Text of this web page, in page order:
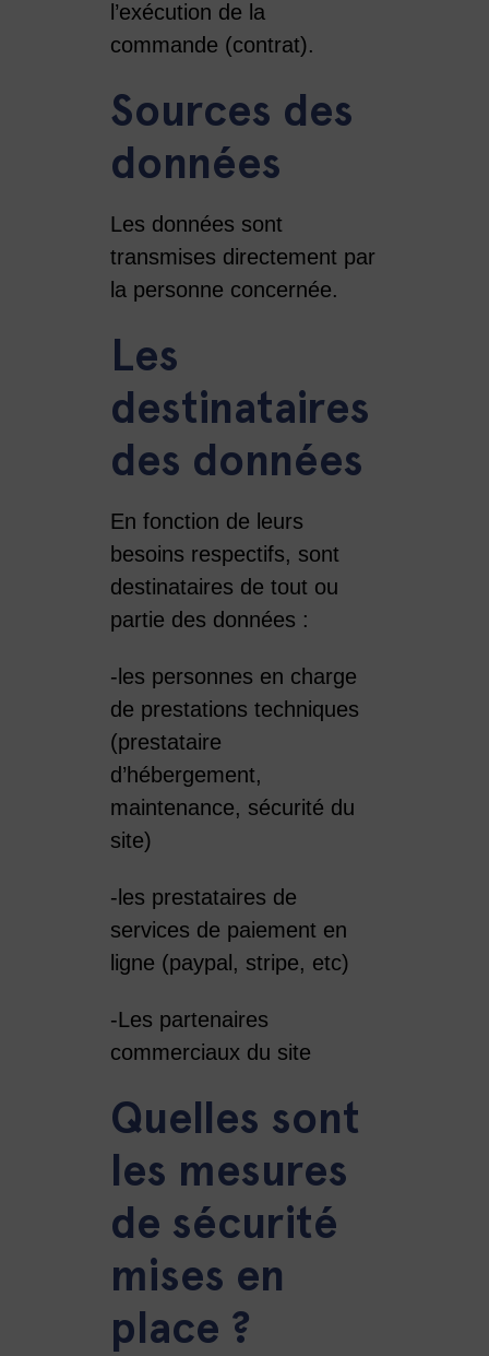
l’exécution de la
commande (contrat).
Sources des
données
Les données sont
transmises directement par
la personne concernée.
Les
destinataires
des données
En fonction de leurs
besoins respectifs, sont
destinataires de tout ou
partie des données :
-les personnes en charge
de prestations techniques
(prestataire
d’hébergement,
maintenance, sécurité du
site)
-les prestataires de
services de paiement en
ligne (paypal, stripe, etc)
-Les partenaires
commerciaux du site
Quelles sont
les mesures
de sécurité
mises en
place ?